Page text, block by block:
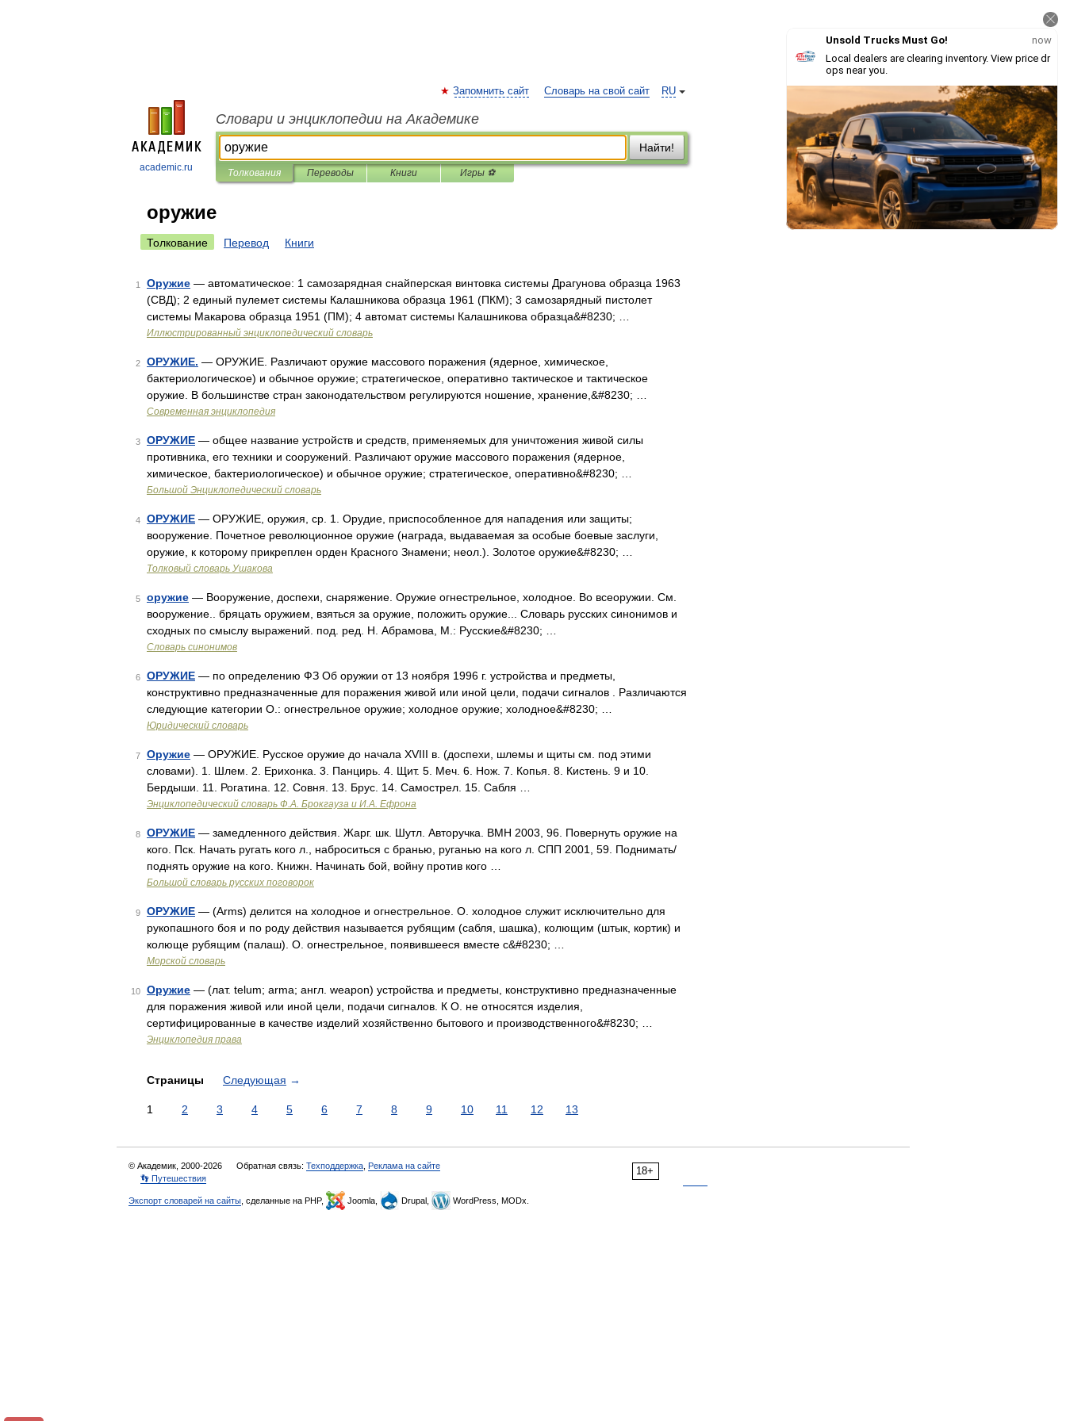
academic.ru
RU
Запомнить сайт Словарь на свой сайт
Словари и энциклопедии на Академике
Найти!
Толкования Переводы Книги Игры ⚽
оружие
Толкование Перевод Книги
1 Оружие — автоматическое: 1 самозарядная снайперская винтовка системы Драгунова образца 1963
(СВД); 2 единый пулемет системы Калашникова образца 1961 (ПКМ); 3 самозарядный пистолет
системы Макарова образца 1951 (ПМ); 4 автомат системы Калашникова образца&#8230; …
Иллюстрированный энциклопедический словарь
2 ОРУЖИЕ. — ОРУЖИЕ. Различают оружие массового поражения (ядерное, химическое,
бактериологическое) и обычное оружие; стратегическое, оперативно тактическое и тактическое
оружие. В большинстве стран законодательством регулируются ношение, хранение,&#8230; …
Современная энциклопедия
3 ОРУЖИЕ — общее название устройств и средств, применяемых для уничтожения живой силы
противника, его техники и сооружений. Различают оружие массового поражения (ядерное,
химическое, бактериологическое) и обычное оружие; стратегическое, оперативно&#8230; …
Большой Энциклопедический словарь
4 ОРУЖИЕ — ОРУЖИЕ, оружия, ср. 1. Орудие, приспособленное для нападения или защиты;
вооружение. Почетное революционное оружие (награда, выдаваемая за особые боевые заслуги,
оружие, к которому прикреплен орден Красного Знамени; неол.). Золотое оружие&#8230; …
Толковый словарь Ушакова
5 оружие — Вооружение, доспехи, снаряжение. Оружие огнестрельное, холодное. Во всеоружии. См.
вооружение.. бряцать оружием, взяться за оружие, положить оружие... Словарь русских синонимов и
сходных по смыслу выражений. под. ред. Н. Абрамова, М.: Русские&#8230; …
Словарь синонимов
6 ОРУЖИЕ — по определению ФЗ Об оружии от 13 ноября 1996 г. устройства и предметы,
конструктивно предназначенные для поражения живой или иной цели, подачи сигналов . Различаются
следующие категории О.: огнестрельное оружие; холодное оружие; холодное&#8230; …
Юридический словарь
7 Оружие — ОРУЖИЕ. Русское оружие до начала XVIII в. (доспехи, шлемы и щиты см. под этими
словами). 1. Шлем. 2. Ерихонка. 3. Панцирь. 4. Щит. 5. Меч. 6. Нож. 7. Копья. 8. Кистень. 9 и 10.
Бердыши. 11. Рогатина. 12. Совня. 13. Брус. 14. Самострел. 15. Сабля …
Энциклопедический словарь Ф.А. Брокгауза и И.А. Ефрона
8 ОРУЖИЕ — замедленного действия. Жарг. шк. Шутл. Авторучка. ВМН 2003, 96. Повернуть оружие на
кого. Пск. Начать ругать кого л., наброситься с бранью, руганью на кого л. СПП 2001, 59. Поднимать/
поднять оружие на кого. Книжн. Начинать бой, войну против кого …
Большой словарь русских поговорок
9 ОРУЖИЕ — (Arms) делится на холодное и огнестрельное. О. холодное служит исключительно для
рукопашного боя и по роду действия называется рубящим (сабля, шашка), колющим (штык, кортик) и
колюще рубящим (палаш). О. огнестрельное, появившееся вместе с&#8230; …
Морской словарь
10 Оружие — (лат. telum; arma; англ. weapon) устройства и предметы, конструктивно предназначенные
для поражения живой или иной цели, подачи сигналов. К О. не относятся изделия,
сертифицированные в качестве изделий хозяйственно бытового и производственного&#8230; …
Энциклопедия права
Страницы Следующая →
1 2 3 4 5 6 7 8 9 10 11 12 13
18+
© Академик, 2000-2026 Обратная связь: Техподдержка Реклама на сайте
👣 Путешествия
Экспорт словарей на сайты , сделанные на PHP, Joomla, Drupal, WordPress, MODx.